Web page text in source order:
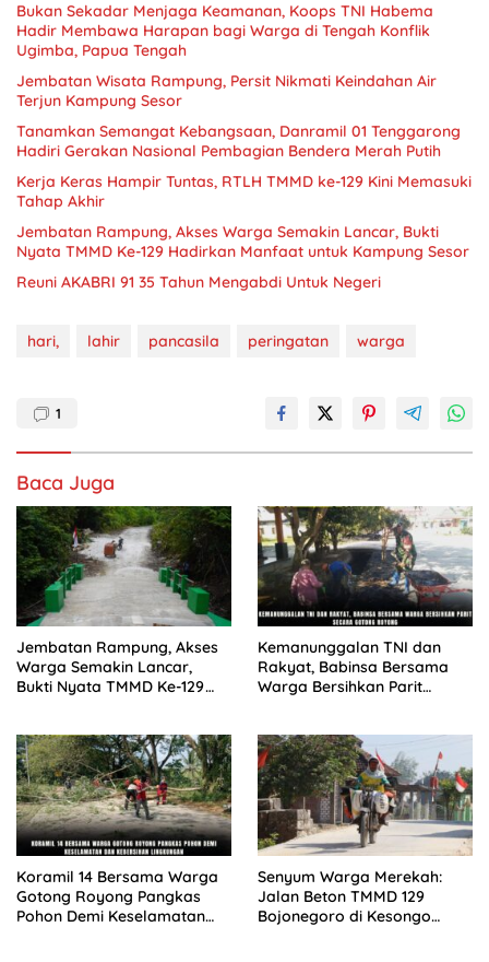
Bukan Sekadar Menjaga Keamanan, Koops TNI Habema
Hadir Membawa Harapan bagi Warga di Tengah Konflik
Ugimba, Papua Tengah
Jembatan Wisata Rampung, Persit Nikmati Keindahan Air
Terjun Kampung Sesor
Tanamkan Semangat Kebangsaan, Danramil 01 Tenggarong
Hadiri Gerakan Nasional Pembagian Bendera Merah Putih
Kerja Keras Hampir Tuntas, RTLH TMMD ke-129 Kini Memasuki
Tahap Akhir
Jembatan Rampung, Akses Warga Semakin Lancar, Bukti
Nyata TMMD Ke-129 Hadirkan Manfaat untuk Kampung Sesor
Reuni AKABRI 91 35 Tahun Mengabdi Untuk Negeri
hari, lahir pancasila peringatan warga
1
Baca Juga
Jembatan Rampung, Akses
Warga Semakin Lancar,
Bukti Nyata TMMD Ke-129
Kemanunggalan TNI dan
Rakyat, Babinsa Bersama
Warga Bersihkan Parit
Koramil 14 Bersama Warga
Gotong Royong Pangkas
Pohon Demi Keselamatan
Senyum Warga Merekah:
Jalan Beton TMMD 129
Bojonegoro di Kesongo